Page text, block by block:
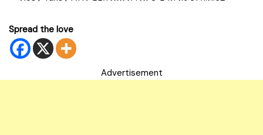
Spread the love
Advertisement